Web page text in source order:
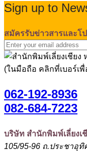
Sign up to
สมัครรับข่าวสารและโ
(ในมือถือ คลิกที่เบอร์เ
062-192-8936
082-684-7223
บริษัท สำนักพิมพ์เลี่ยงเ
105/95-96 ถ.ประชาอุ